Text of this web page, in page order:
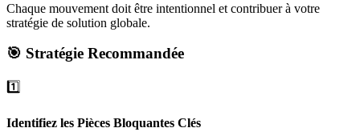
Chaque mouvement doit être intentionnel et contribuer à votre
stratégie de solution globale.
🎯 Stratégie Recommandée
1️⃣
Identifiez les Pièces Bloquantes Clés